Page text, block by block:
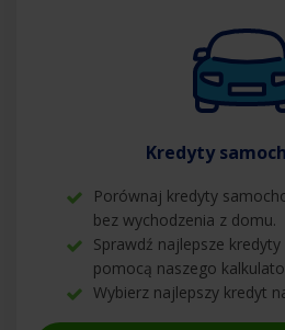
Kredyty
Porównaj kredyty
bez wychodzenia z domu.
Sprawdź najlepsze
pomocą naszego
Wybierz najlepszy kredyt